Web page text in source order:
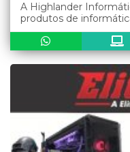
A Highlander
produtos de